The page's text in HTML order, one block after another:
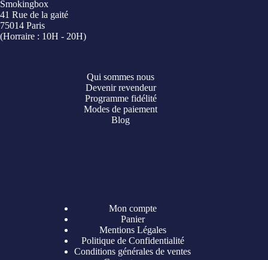
Smokingbox
41 Rue de la gaité
75014 Paris
(Horraire : 10H - 20H)
Qui sommes nous
Devenir revendeur
Programme fidélité
Modes de paiement
Blog
Mon compte
Panier
Mentions Légales
Politique de Confidentialité
Conditions générales de ventes